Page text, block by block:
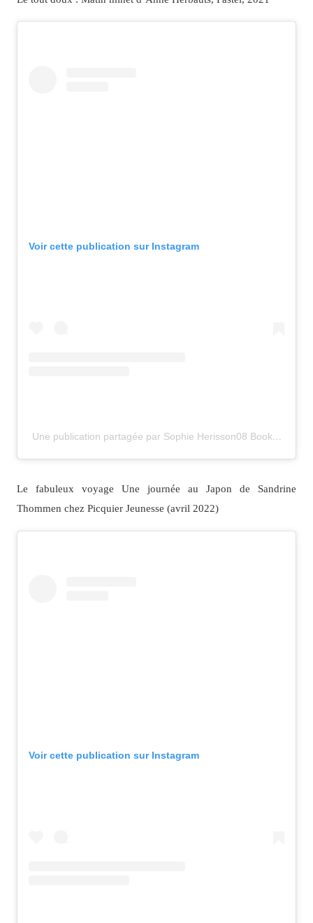
Voir cette publication sur Instagram
Une publication partagée par Sophie Herisson08 Bookstagram (@herissonfamily)
Le fabuleux voyage Une journée au Japon de Sandrine
Thommen chez Picquier Jeunesse (avril 2022)
Voir cette publication sur Instagram